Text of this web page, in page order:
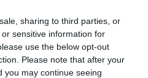
sharing to third parties, or
sensitive information for
use the below opt-out
Please note that after your
you may continue seeing